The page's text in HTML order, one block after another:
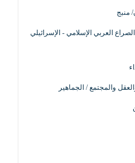
منبج
العربي الإسلامي - الإسرائيلي
والمجتمع / الجماهير